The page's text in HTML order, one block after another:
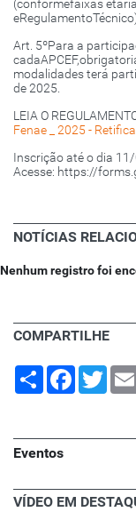
(conformefaixas
Art. 5ºPara a
modalidades terá
de 2025.
LEIA O
Fenae _ 2025 -
Inscrição até o dia
Acesse: https://
NOTÍCIAS
Nenhum registro foi
COMPARTILHE
Share Facebook
Eventos
VÍDEO EM